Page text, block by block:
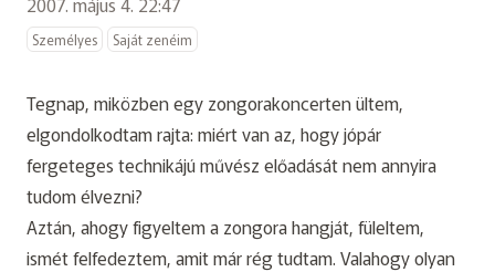
Személyes Saját zenéim
Tegnap, miközben egy zongorakoncerten ültem,
elgondolkodtam rajta: miért van az, hogy jópár
fergeteges technikájú művész előadását nem annyira
tudom élvezni?
Aztán, ahogy figyeltem a zongora hangját, füleltem,
ismét felfedeztem, amit már rég tudtam. Valahogy olyan